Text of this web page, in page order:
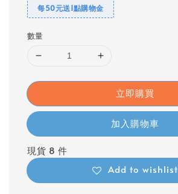
每50元送1點購物金
數量
立即購買
加入購物車
現貨 8 件
Add to wishlist